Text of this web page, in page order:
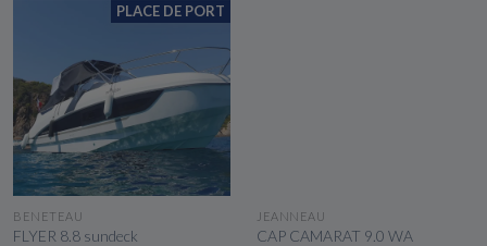
PLACE DE PORT
VOIR LE BATEAU
BENETEAU
FLYER 8.8 sundeck
VOIR LE BATEAU
JEANNEAU
CAP CAMARAT 9.0 WA